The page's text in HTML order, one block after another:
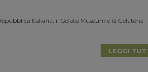
Italiana, il Gelato Museum e la Gelateria
LEGGI